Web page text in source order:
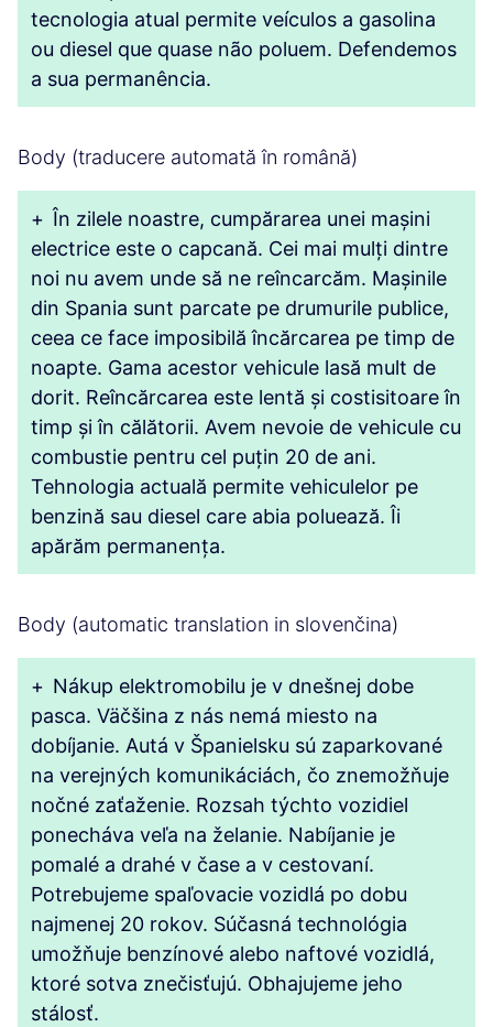
tecnologia atual permite veículos a gasolina
ou diesel que quase não poluem. Defendemos
a sua permanência.
Body (traducere automată în română)
+ În zilele noastre, cumpărarea unei mașini
electrice este o capcană. Cei mai mulți dintre
noi nu avem unde să ne reîncarcăm. Mașinile
din Spania sunt parcate pe drumurile publice,
ceea ce face imposibilă încărcarea pe timp de
noapte. Gama acestor vehicule lasă mult de
dorit. Reîncărcarea este lentă și costisitoare în
timp și în călătorii. Avem nevoie de vehicule cu
combustie pentru cel puțin 20 de ani.
Tehnologia actuală permite vehiculelor pe
benzină sau diesel care abia poluează. Îi
apărăm permanența.
Body (automatic translation in slovenčina)
+ Nákup elektromobilu je v dnešnej dobe
pasca. Väčšina z nás nemá miesto na
dobíjanie. Autá v Španielsku sú zaparkované
na verejných komunikáciách, čo znemožňuje
nočné zaťaženie. Rozsah týchto vozidiel
ponecháva veľa na želanie. Nabíjanie je
pomalé a drahé v čase a v cestovaní.
Potrebujeme spaľovacie vozidlá po dobu
najmenej 20 rokov. Súčasná technológia
umožňuje benzínové alebo naftové vozidlá,
ktoré sotva znečisťujú. Obhajujeme jeho
stálosť.